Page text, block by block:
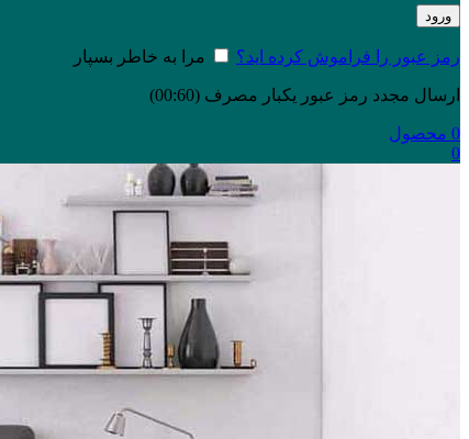
ورود
رمز عبور را فراموش کرده اید؟ مرا به خاطر بسپار
ارسال مجدد رمز عبور یکبار مصرف (00:
60
)
0 محصول
0